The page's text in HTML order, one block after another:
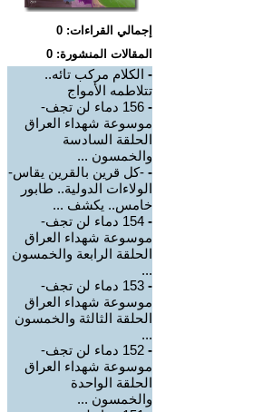
إجمالي القراءات: 0
المقالات المنشورة: 0
- الكلام مركب تائه..
تتلاطمه الأمواج
-
156 دماء لن تجف-
موسوعة شهداء العراق
الحلقة السادسة
والخمسون ...
- -كل قرين بالقرين يقاس-
الولاءات الدولية.. طابور
خامس.. يكشف ...
-
154 دماء لن تجف-
موسوعة شهداء العراق
الحلقة الرابعة والخمسون
...
-
153 دماء لن تجف-
موسوعة شهداء العراق
الحلقة الثالثة والخمسون
...
-
152 دماء لن تجف-
موسوعة شهداء العراق
الحلقة الواحدة
والخمسون ...